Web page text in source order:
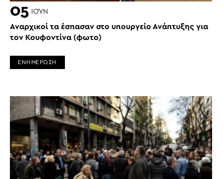
05 ΙΟΎΝ
Αναρχικοί τα έσπασαν στο υπουργείο Ανάπτυξης για
τον Κουφοντίνα (φωτο)
ΕΝΗΜΕΡΩΣΗ